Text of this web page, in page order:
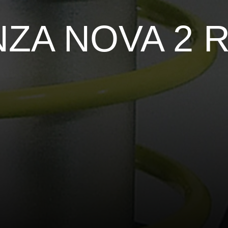
NOVA 2